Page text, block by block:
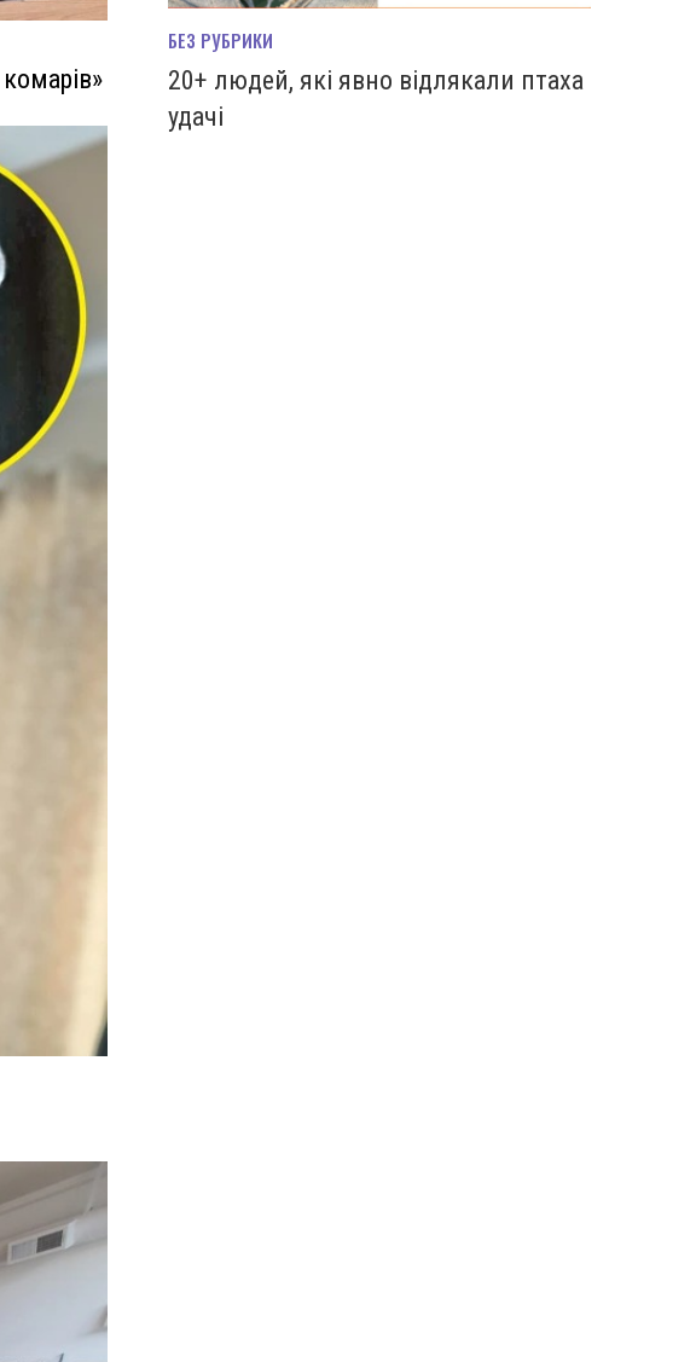
БЕЗ РУБРИКИ
20+ людей, які явно відлякали птаха
удачі